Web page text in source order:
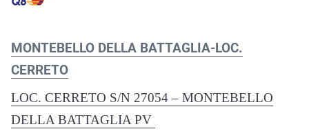
MONTEBELLO DELLA BATTAGLIA-LOC.
CERRETO
LOC. CERRETO S/N 27054 – MONTEBELLO
DELLA BATTAGLIA PV